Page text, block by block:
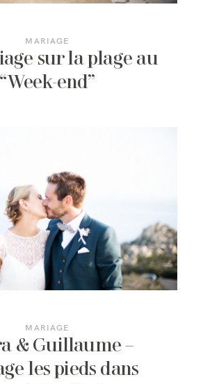
MARIAGE
sur la plage au
“Week-end”
MARIAGE
& Guillaume –
les pieds dans